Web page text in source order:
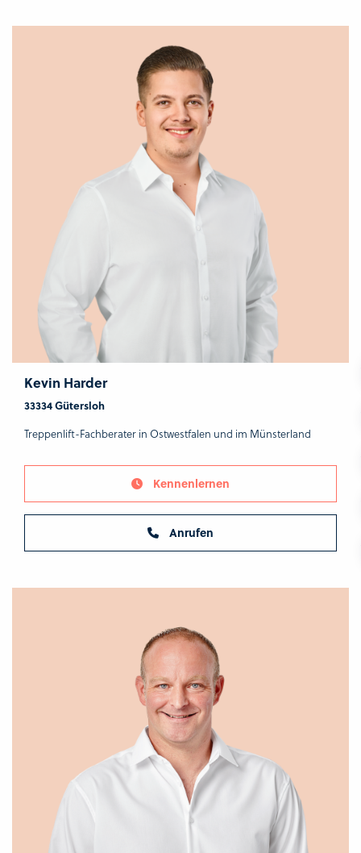
Kevin Harder
33334 Gütersloh
Treppenlift-Fachberater in Ostwestfalen und im Münsterland
Kennenlernen
Anrufen